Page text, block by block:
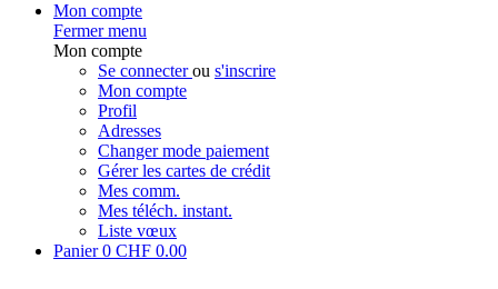
Mon compte
Fermer menu
Mon compte
Se connecterou s'inscrire
Mon compte
Profil
Adresses
Changer mode paiement
Gérer les cartes de crédit
Mes comm.
Mes téléch. instant.
Liste vœux
Panier0 CHF 0.00